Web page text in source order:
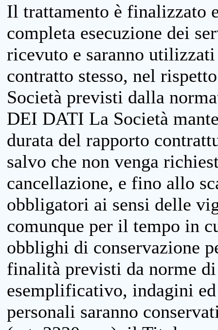
Il trattamento è finalizzato
completa esecuzione dei
ricevuto e saranno
contratto stesso, nel
Società previsti dalla
DEI DATI La Società
durata del rapporto
salvo che non venga
cancellazione, e fino allo
obbligatori ai sensi delle
comunque per il tempo in
obblighi di conservazione
finalità previsti da norme
esemplificativo, indagini
personali saranno